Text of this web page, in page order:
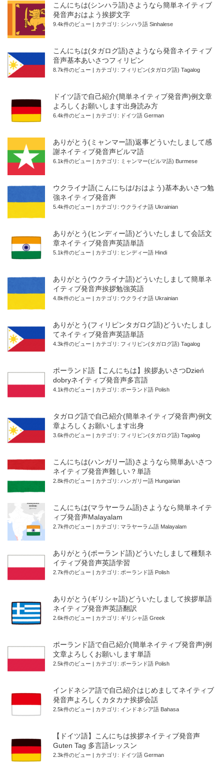
こんにちは(シンハラ語)さようなら簡単ネイティブ
発音声おはよう挨拶文字
9.4k件のビュー カテゴリ: シンハラ語 Sinhalese
こんにちは(タガログ語)さようなら発音ネイティブ
音声基本あいさつフィリピン
8.7k件のビュー カテゴリ: フィリピン(タガログ語) Tagalog
ドイツ語で自己紹介(簡単ネイティブ発音声)例文章
よろしくお願いします出身読み方
6.4k件のビュー カテゴリ: ドイツ語 German
ありがとう(ミャンマー語)返事どういたしまして感
謝ネイティブ発音声ビルマ語
6.1k件のビュー カテゴリ: ミャンマー(ビルマ語) Burmese
ウクライナ語(こんにちは/おはよう)基本あいさつ勉
強ネイティブ発音声
5.4k件のビュー カテゴリ: ウクライナ語 Ukrainian
ありがとう(ヒンディー語)どういたしまして会話文
章ネイティブ発音声英語単語
5.1k件のビュー カテゴリ: ヒンディー語 Hindi
ありがとう(ウクライナ語)どういたしまして簡単ネ
イティブ発音声挨拶勉強英語
4.8k件のビュー カテゴリ: ウクライナ語 Ukrainian
ありがとう(フィリピンタガログ語)どういたしまし
てネイティブ発音声英語単語
4.3k件のビュー カテゴリ: フィリピン(タガログ語) Tagalog
ポーランド語【こんにちは】挨拶あいさつDzień
dobryネイティブ発音声多言語
4.1k件のビュー カテゴリ: ポーランド語 Polish
タガログ語で自己紹介(簡単ネイティブ発音声)例文
章よろしくお願いします出身
3.6k件のビュー カテゴリ: フィリピン(タガログ語) Tagalog
こんにちは(ハンガリー語)さようなら簡単あいさつ
ネイティブ発音声難しい？単語
2.8k件のビュー カテゴリ: ハンガリー語 Hungarian
こんにちは(マラヤーラム語)さようなら簡単ネイテ
ィブ発音声Malayalam
2.7k件のビュー カテゴリ: マラヤーラム語 Malayalam
ありがとう(ポーランド語)どういたしまして種類ネ
イティブ発音声英語学習
2.7k件のビュー カテゴリ: ポーランド語 Polish
ありがとう(ギリシャ語)どういたしまして挨拶単語
ネイティブ発音声英語翻訳
2.6k件のビュー カテゴリ: ギリシャ語 Greek
ポーランド語で自己紹介(簡単ネイティブ発音声)例
文章よろしくお願いします単語
2.5k件のビュー カテゴリ: ポーランド語 Polish
インドネシア語で自己紹介はじめましてネイティブ
発音声よろしくカタカナ挨拶会話
2.5k件のビュー カテゴリ: インドネシア語 Bahasa
【ドイツ語】こんにちは挨拶ネイティブ発音声
Guten Tag 多言語レッスン
2.3k件のビュー カテゴリ: ドイツ語 German